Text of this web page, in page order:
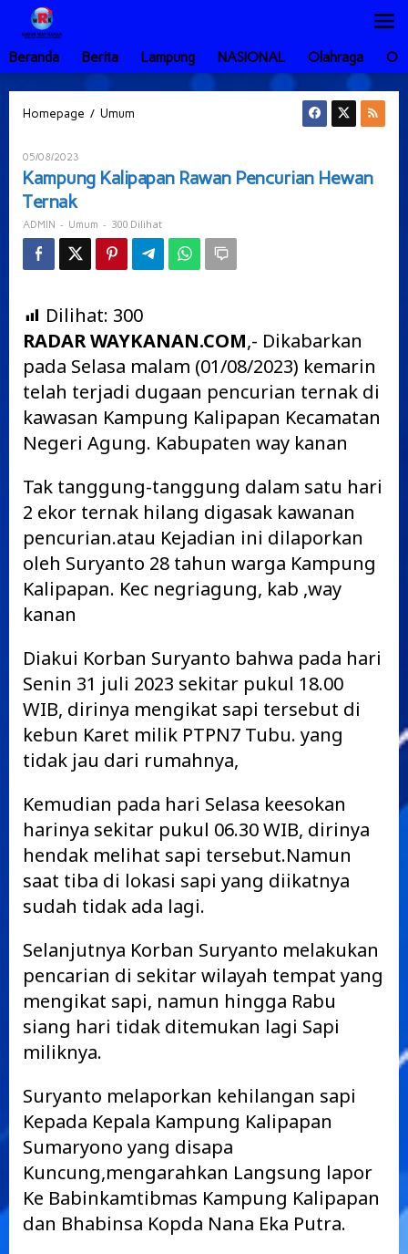
Lewati
konten
Beranda
Berita Lampung NASIONAL Olahraga
Homepage / Umum
Hewan
05/08/2023
ADMIN
Kampung Kalipapan Rawan Pencurian Hewan
Ternak
ADMIN - Umum - 300 Dilihat
Dilihat: 300
RADAR WAYKANAN.COM,- Dikabarkan
pada Selasa malam (01/08/2023) kemarin
telah terjadi dugaan pencurian ternak di
kawasan Kampung Kalipapan Kecamatan
Negeri Agung. Kabupaten way kanan
Tak tanggung-tanggung dalam satu hari
2 ekor ternak hilang digasak kawanan
pencurian.atau Kejadian ini dilaporkan
oleh Suryanto 28 tahun warga Kampung
Kalipapan. Kec negriagung, kab ,way
kanan
Diakui Korban Suryanto bahwa pada hari
Senin 31 juli 2023 sekitar pukul 18.00
WIB, dirinya mengikat sapi tersebut di
kebun Karet milik PTPN7 Tubu. yang
tidak jau dari rumahnya,
Kemudian pada hari Selasa keesokan
harinya sekitar pukul 06.30 WIB, dirinya
hendak melihat sapi tersebut.Namun
saat tiba di lokasi sapi yang diikatnya
sudah tidak ada lagi.
Selanjutnya Korban Suryanto melakukan
pencarian di sekitar wilayah tempat yang
mengikat sapi, namun hingga Rabu
siang hari tidak ditemukan lagi Sapi
miliknya.
Suryanto melaporkan kehilangan sapi
Kepada Kepala Kampung Kalipapan
Sumaryono yang disapa
Kuncung,mengarahkan Langsung lapor
Ke Babinkamtibmas Kampung Kalipapan
dan Bhabinsa Kopda Nana Eka Putra.